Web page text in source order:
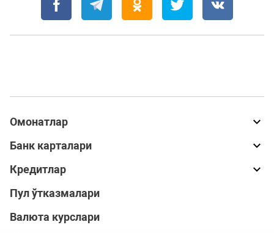
Омонатлар
Банк карталари
Кредитлар
Пул ўтказмалари
Валюта курслари